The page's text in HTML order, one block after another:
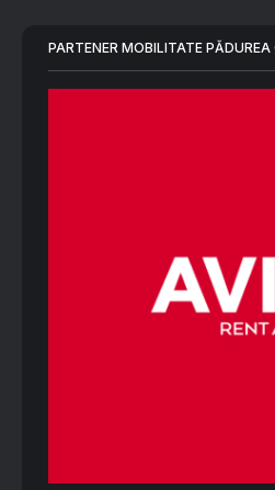
PARTENER MOBILITATE PĂDUREA